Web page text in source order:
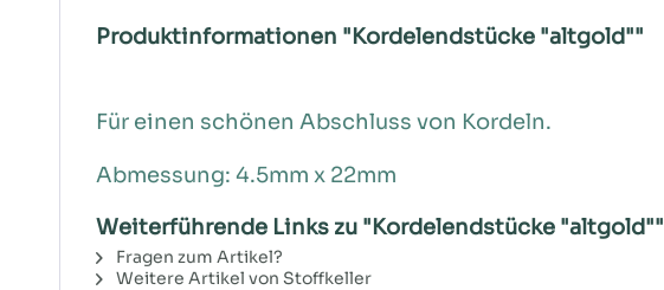
Produktinformationen "Kordelendstücke "altgold""
Für einen schönen Abschluss von Kordeln.
Abmessung: 4.5mm x 22mm
Weiterführende Links zu "Kordelendstücke "altgold""
Fragen zum Artikel?
Weitere Artikel von Stoffkeller